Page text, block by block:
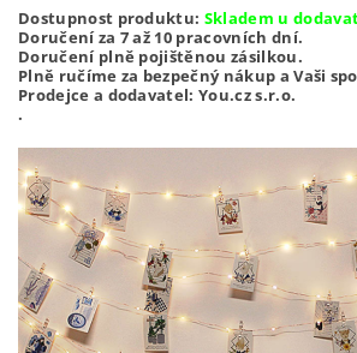
Dostupnost produktu: Skladem u
Doručení za 7 až 10 pracovních dní.
Doručení plně pojištěnou zásilkou.
Plně ručíme za bezpečný nákup a Vaši
Prodejce a dodavatel: You.cz s.r.o.
.